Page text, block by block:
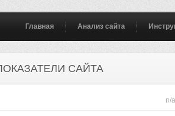
Главная Анализ сайта
САЙТА
n/a